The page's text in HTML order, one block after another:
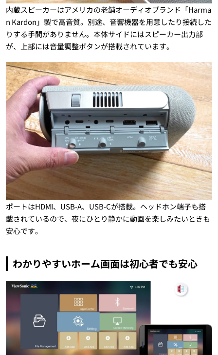
内蔵スピーカーはアメリカの老舗オーディオブランド「Harma
n Kardon」製で高音質。別途、音響機器を用意したり接続した
りする手間がありません。本体サイドにはスピーカー出力部
が、上部には音量調整ボタンが搭載されています。
ポートはHDMI、USB-A、USB-Cが搭載。ヘッドホン端子も搭
載されているので、夜にひとり静かに動画を楽しみたいときも
安心です。
わかりやすいホーム画面は初心者でも安心